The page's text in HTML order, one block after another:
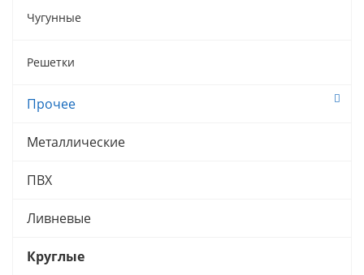
Чугунные
Решетки
Прочее
Металлические
ПВХ
Ливневые
Круглые